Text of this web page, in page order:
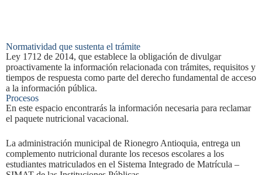
Normatividad que sustenta el trámite
Ley 1712 de 2014, que establece la obligación de divulgar
proactivamente la información relacionada con trámites, requisitos y
tiempos de respuesta como parte del derecho fundamental de acceso
a la información pública.
Procesos
En este espacio encontrarás la información necesaria para reclamar
el paquete nutricional vacacional.
La administración municipal de Rionegro Antioquia, entrega un
complemento nutricional durante los recesos escolares a los
estudiantes matriculados en el Sistema Integrado de Matrícula –